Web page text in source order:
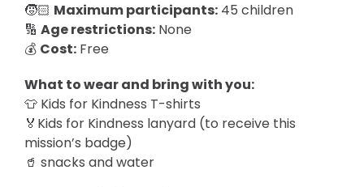
🧒🏻 Maximum participants: 45 children
🔢 Age restrictions: None
💰 Cost: Free
What to wear and bring with you:
👕 Kids for Kindness T-shirts
🏅Kids for Kindness lanyard (to receive this
mission’s badge)
🥤 snacks and water